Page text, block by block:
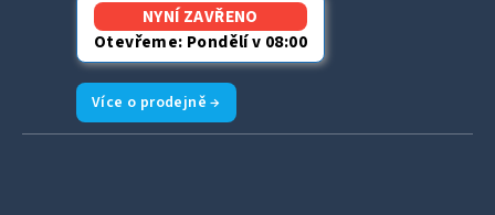
NYNÍ ZAVŘENO
Otevřeme: Pondělí v 08:00
Více o prodejně →